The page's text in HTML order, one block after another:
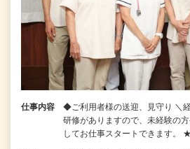
仕事内容
◆ご利用者様の送迎、見守り ＼
研修がありますので、未経験の
してお仕事スタートできます。